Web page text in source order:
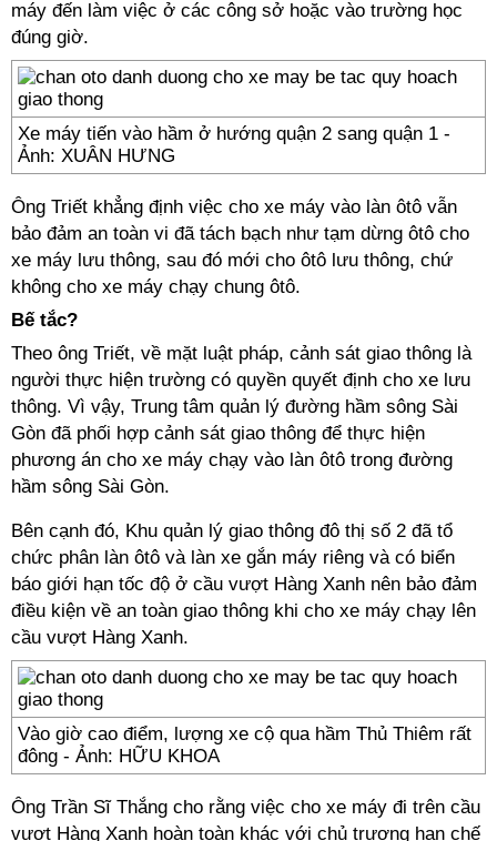
máy đến làm việc ở các công sở hoặc vào trường học
đúng giờ.
Xe máy tiến vào hầm ở hướng quận 2 sang quận 1 -
Ảnh: XUÂN HƯNG
Ông Triết khẳng định việc cho xe máy vào làn ôtô vẫn
bảo đảm an toàn vi đã tách bạch như tạm dừng ôtô cho
xe máy lưu thông, sau đó mới cho ôtô lưu thông, chứ
không cho xe máy chạy chung ôtô.
Bế tắc?
Theo ông Triết, về mặt luật pháp, cảnh sát giao thông là
người thực hiện trường có quyền quyết định cho xe lưu
thông. Vì vậy, Trung tâm quản lý đường hầm sông Sài
Gòn đã phối hợp cảnh sát giao thông để thực hiện
phương án cho xe máy chạy vào làn ôtô trong đường
hầm sông Sài Gòn.
Bên cạnh đó, Khu quản lý giao thông đô thị số 2 đã tổ
chức phân làn ôtô và làn xe gắn máy riêng và có biển
báo giới hạn tốc độ ở cầu vượt Hàng Xanh nên bảo đảm
điều kiện về an toàn giao thông khi cho xe máy chạy lên
cầu vượt Hàng Xanh.
Vào giờ cao điểm, lượng xe cộ qua hầm Thủ Thiêm rất
đông - Ảnh: HỮU KHOA
Ông Trần Sĩ Thắng cho rằng việc cho xe máy đi trên cầu
vượt Hàng Xanh hoàn toàn khác với chủ trương hạn chế